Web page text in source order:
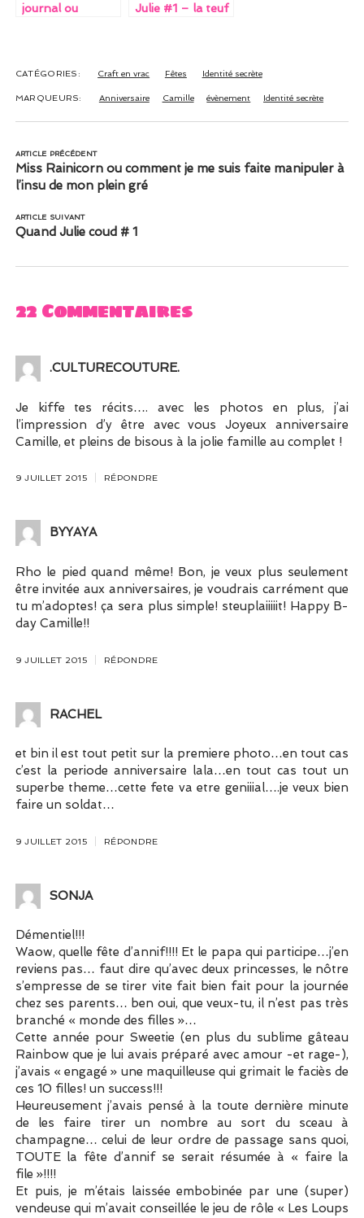
journal ou
organisée + tuto
Julie #1 – la teuf
CATÉGORIES: Craft en vrac Fêtes Identité secrète
MARQUEURS: Anniversaire Camille évènement Identité secrète
ARTICLE PRÉCÉDENT
Miss Rainicorn ou comment je me suis faite manipuler à
l’insu de mon plein gré
ARTICLE SUIVANT
Quand Julie coud # 1
22 Commentaires
.CULTURECOUTURE.
Je kiffe tes récits…. avec les photos en plus, j’ai
l’impression d’y être avec vous Joyeux anniversaire
Camille, et pleins de bisous à la jolie famille au complet !
9 JUILLET 2015 RÉPONDRE
BYYAYA
Rho le pied quand même! Bon, je veux plus seulement
être invitée aux anniversaires, je voudrais carrément que
tu m’adoptes! ça sera plus simple! steuplaiiiiit! Happy B-
day Camille!!
9 JUILLET 2015 RÉPONDRE
RACHEL
et bin il est tout petit sur la premiere photo…en tout cas
c’est la periode anniversaire lala…en tout cas tout un
superbe theme…cette fete va etre geniiial….je veux bien
faire un soldat…
9 JUILLET 2015 RÉPONDRE
SONJA
Démentiel!!!
Waow, quelle fête d’annif!!!! Et le papa qui participe…j’en
reviens pas… faut dire qu’avec deux princesses, le nôtre
s’empresse de se tirer vite fait bien fait pour la journée
chez ses parents… ben oui, que veux-tu, il n’est pas très
branché « monde des filles »…
Cette année pour Sweetie (en plus du sublime gâteau
Rainbow que je lui avais préparé avec amour -et rage-),
j’avais « engagé » une maquilleuse qui grimait le faciès de
ces 10 filles! un success!!!
Heureusement j’avais pensé à la toute dernière minute
de les faire tirer un nombre au sort du sceau à
champagne… celui de leur ordre de passage sans quoi,
TOUTE la fête d’annif se serait résumée à « faire la
file »!!!!
Et puis, je m’étais laissée embobinée par une (super)
vendeuse qui m’avait conseillée le jeu de rôle « Les Loups